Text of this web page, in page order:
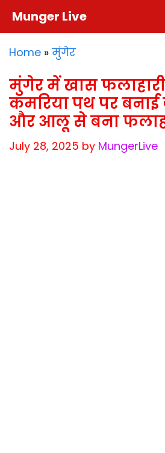
Munger Live
Home » मुंगेर
मुंगेर में खास
कमरिया पथ पर बनाई
और आलू से बना
July 28, 2025 by MungerLive